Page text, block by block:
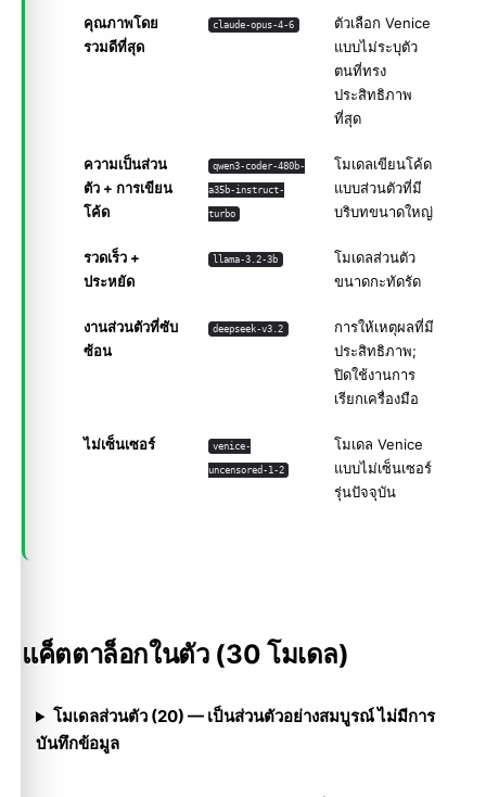
คุณภาพโดย
รวมดีที่สุด
claude-opus-4-6
ตัวเลือก Venice
แบบไม่ระบุตัว
ตนที่ทรง
ประสิทธิภาพ
ที่สุด
ความเป็นส่วน
ตัว + การเขียน
โค้ด
qwen3-coder-480b-
a35b-instruct-
turbo
โมเดลเขียนโค้ด
แบบส่วนตัวที่มี
บริบทขนาดใหญ่
รวดเร็ว +
ประหยัด
llama-3.2-3b
โมเดลส่วนตัว
ขนาดกะทัดรัด
งานส่วนตัวที่ซับ
ซ้อน
deepseek-v3.2
การให้เหตุผลที่มี
ประสิทธิภาพ;
ปิดใช้งานการ
เรียกเครื่องมือ
ไม่เซ็นเซอร์ venice-
uncensored-1-2
โมเดล Venice
แบบไม่เซ็นเซอร์
รุ่นปัจจุบัน
แค็ตตาล็อกในตัว (30 โมเดล)
โมเดลส่วนตัว (20) — เป็นส่วนตัวอย่างสมบูรณ์ ไม่มีการ
บันทึกข้อมูล